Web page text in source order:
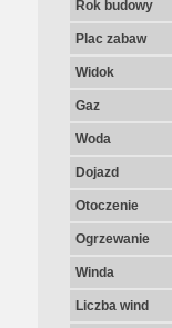
Rok budowy
Plac zabaw
Widok
Gaz
Woda
Dojazd
Otoczenie
Ogrzewanie
Winda
Liczba wind